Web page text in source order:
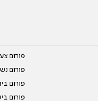
פורום
פורום
פורום
פורום